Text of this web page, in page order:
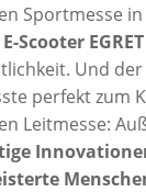
Sportmesse
E-Scooter
Und
perfekt zum
Leitmesse: